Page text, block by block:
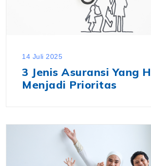
14 Juli 2025
3 Jenis Asuransi Yang
Menjadi Prioritas